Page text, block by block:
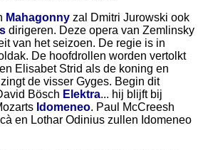
Mahagonny zal Dmitri Jurowski ook
dirigeren. Deze opera van Zemlinsky
van het seizoen. De regie is in
De hoofdrollen worden vertolkt
Elisabet Strid als de koning en
de visser Gyges. Begin dit
Bösch Elektra... hij blijft bij
Idomeneo. Paul McCreesh
en Lothar Odinius zullen Idomeneo